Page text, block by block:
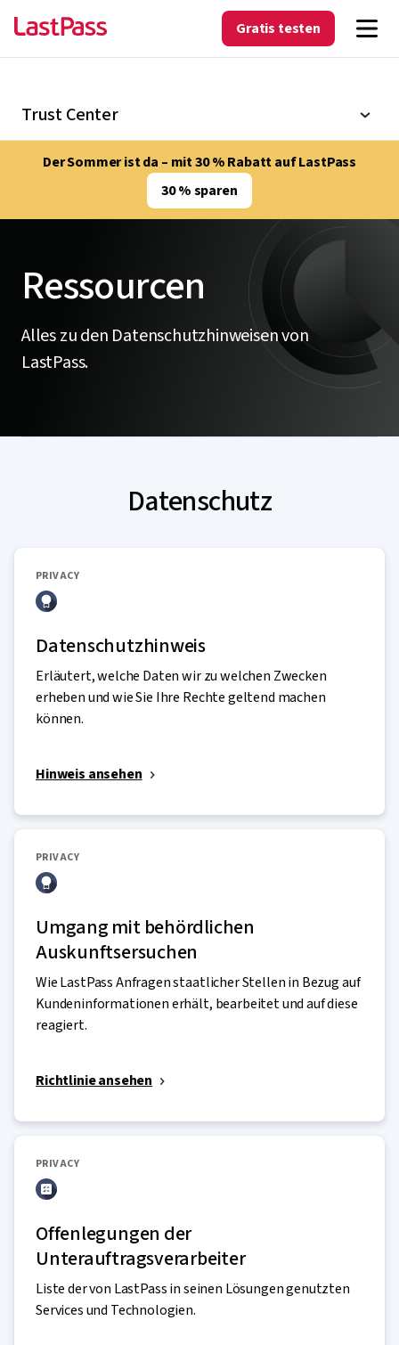
Gratis testen
Trust Center
Der Sommer ist da – mit 30 % Rabatt auf LastPass
30 % sparen
Ressourcen
Alles zu den Datenschutzhinweisen von
LastPass.
Datenschutz
PRIVACY
Datenschutzhinweis
Erläutert, welche Daten wir zu welchen Zwecken
erheben und wie Sie Ihre Rechte geltend machen
können.
Hinweis ansehen
PRIVACY
Umgang mit behördlichen
Auskunftsersuchen
Wie LastPass Anfragen staatlicher Stellen in Bezug auf
Kundeninformationen erhält, bearbeitet und auf diese
reagiert.
Richtlinie ansehen
PRIVACY
Offenlegungen der
Unterauftragsverarbeiter
Liste der von LastPass in seinen Lösungen genutzten
Services und Technologien.